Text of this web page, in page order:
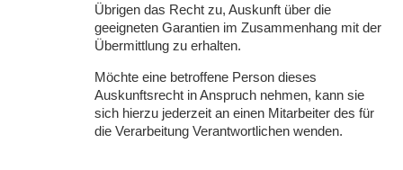
Übrigen das Recht zu, Auskunft über die
geeigneten Garantien im Zusammenhang mit der
Übermittlung zu erhalten.
Möchte eine betroffene Person dieses
Auskunftsrecht in Anspruch nehmen, kann sie
sich hierzu jederzeit an einen Mitarbeiter des für
die Verarbeitung Verantwortlichen wenden.